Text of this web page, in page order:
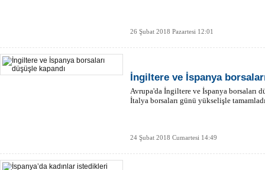
26 Şubat 2018 Pazartesi 12:01
İngiltere ve İspanya
Avrupa'da İngiltere ve İspanya borsaları
İtalya borsaları günü yükselişle
24 Şubat 2018 Cumartesi 14:49